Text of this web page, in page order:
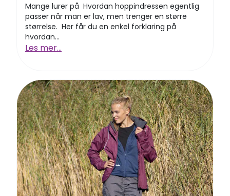
Mange lurer på Hvordan hoppindressen egentlig
passer når man er lav, men trenger en større
størrelse. Her får du en enkel forklaring på
hvordan...
Les mer...